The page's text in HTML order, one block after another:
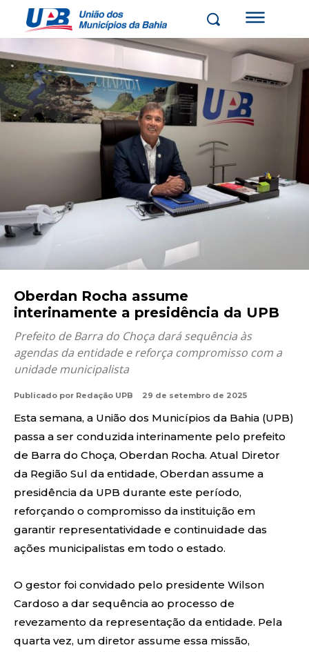
Oberdan Rocha assume
interinamente a presidência da UPB
Prefeito de Barra do Choça dará sequência às
agendas da entidade e reforça compromisso com a
unidade municipalista
Publicado por Redação UPB 29 de setembro de 2025
Esta semana, a União dos Municípios da Bahia (UPB)
passa a ser conduzida interinamente pelo prefeito
de Barra do Choça, Oberdan Rocha. Atual Diretor
da Região Sul da entidade, Oberdan assume a
presidência da UPB durante este período,
reforçando o compromisso da instituição em
garantir representatividade e continuidade das
ações municipalistas em todo o estado.
O gestor foi convidado pelo presidente Wilson
Cardoso a dar sequência ao processo de
revezamento da representação da entidade. Pela
quarta vez, um diretor assume essa missão,